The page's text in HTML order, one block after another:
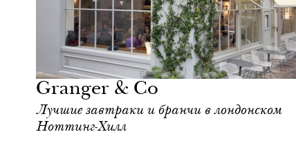
Granger & Co
Лучшие завтраки и бранчи в лондонском
Ноттинг-Хилл
Лондон